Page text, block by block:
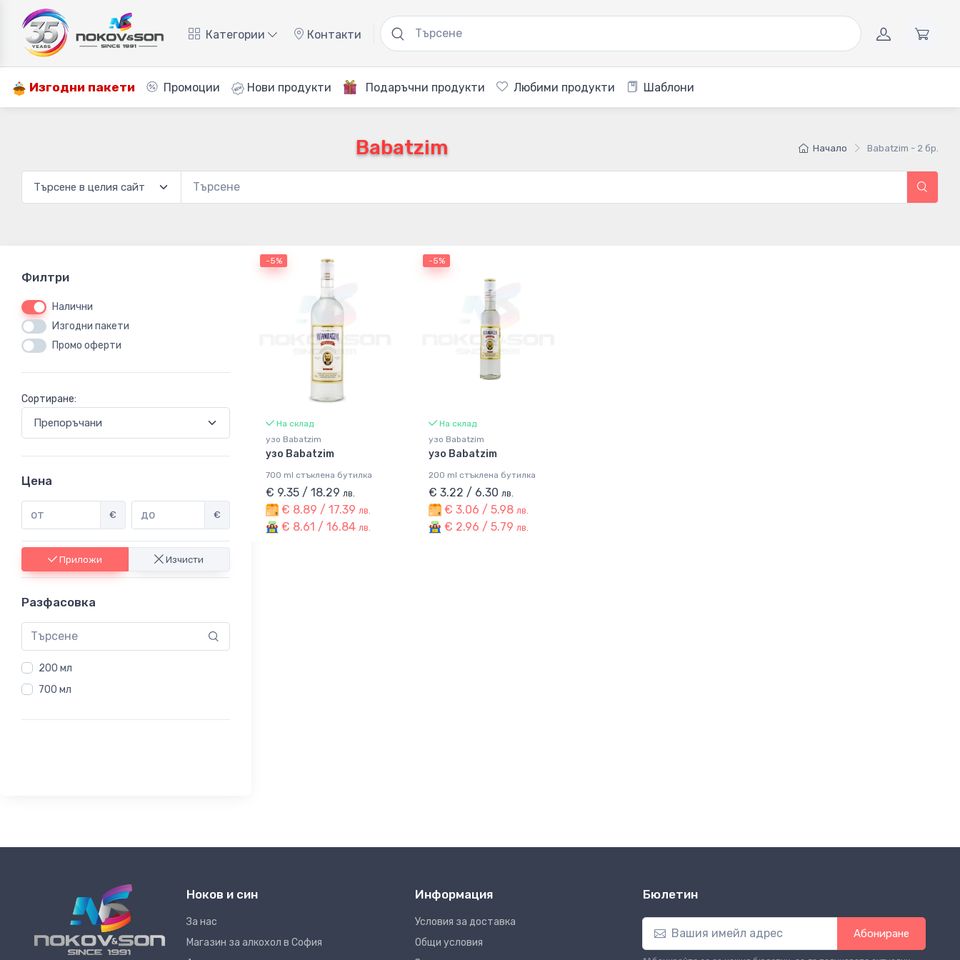
Категории Контакти
Изгодни пакети Промоции Нови продукти Подаръчни продукти Любими продукти Шаблони
Babatzim Начало Babatzim - 2 бр.
Филтри
Налични
Изгодни пакети
Промо оферти
Сортиране:
Цена
€ €
Приложи Изчисти
Разфасовка
200 мл
700 мл
-5%
На склад
узо Babatzim
узо Babatzim
700 ml стъклена бутилка
€ 9.35 / 18.29 лв.
€ 8.89 / 17.39 лв.
€ 8.61 / 16.84 лв.
-5%
На склад
узо Babatzim
узо Babatzim
200 ml стъклена бутилка
€ 3.22 / 6.30 лв.
€ 3.06 / 5.98 лв.
€ 2.96 / 5.79 лв.
Ноков и син
За нас
Магазин за алкохол в София
Информация
Условия за доставка
Общи условия
Бюлетин
Абониране